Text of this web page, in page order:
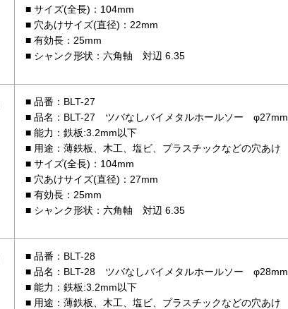
サイズ(全長)：104mm
穴あけサイズ(直径)：22mm
有効長：25mm
シャンク形状：六角軸 対辺 6.35
品番：BLT-27
品名：BLT-27 ツバなしバイメタルホールソー φ27mm
能力：鉄板:3.2mm以下
用途：薄鉄板、木工、塩ビ、プラスチックなどの穴あけ
サイズ(全長)：104mm
穴あけサイズ(直径)：27mm
有効長：25mm
シャンク形状：六角軸 対辺 6.35
品番：BLT-28
品名：BLT-28 ツバなしバイメタルホールソー φ28mm
能力：鉄板:3.2mm以下
用途：薄鉄板、木工、塩ビ、プラスチックなどの穴あけ